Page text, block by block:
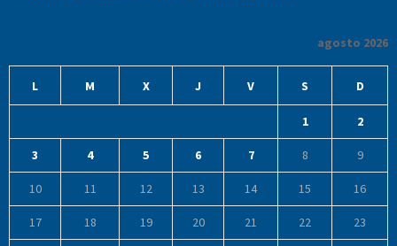
agosto 2026
L M X J V S D
1 2
3 4 5 6 7 8 9
10 11 12 13 14 15 16
17 18 19 20 21 22 23